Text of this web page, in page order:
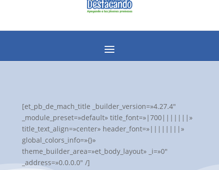
[et_pb_de_mach_title _builder_version=»4.27.4″
_module_preset=»default» title_font=»|700|||||||»
title_text_align=»center» header_font=»||||||||»
global_colors_info=»{}»
theme_builder_area=»et_body_layout» _i=»0″
_address=»0.0.0.0″ /]